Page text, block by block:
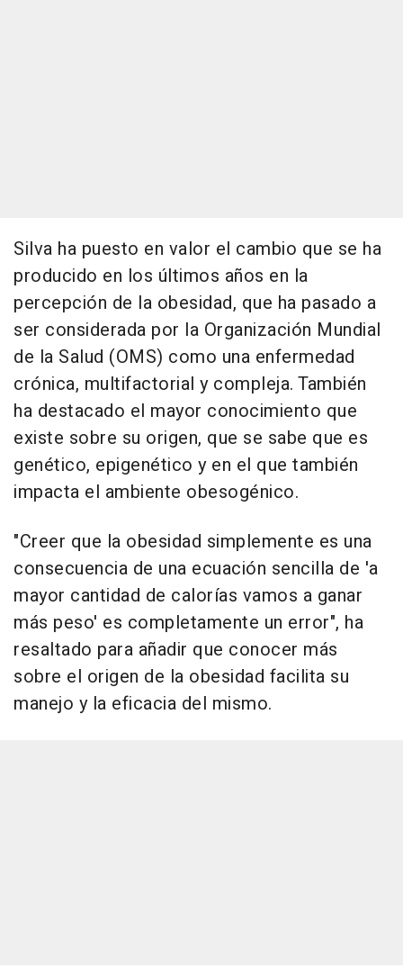
Silva ha puesto en valor el cambio que se ha
producido en los últimos años en la
percepción de la obesidad, que ha pasado a
ser considerada por la Organización Mundial
de la Salud (OMS) como una enfermedad
crónica, multifactorial y compleja. También
ha destacado el mayor conocimiento que
existe sobre su origen, que se sabe que es
genético, epigenético y en el que también
impacta el ambiente obesogénico.
"Creer que la obesidad simplemente es una
consecuencia de una ecuación sencilla de 'a
mayor cantidad de calorías vamos a ganar
más peso' es completamente un error", ha
resaltado para añadir que conocer más
sobre el origen de la obesidad facilita su
manejo y la eficacia del mismo.